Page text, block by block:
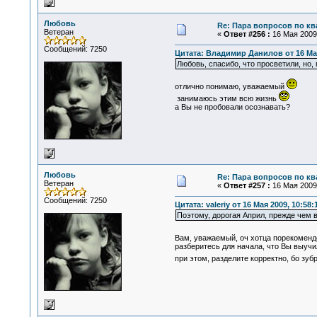
Любовь
Ветеран
Сообщений: 7250
Re: Пара вопросов по
« Ответ #256 : 16 Мая
Цитата: Владимир Данилов от 16
Любовь, спасибо, что просветили,
отлично понимаю, уважаемый
занимаюсь этим всю жизнь
а Вы не пробовали осознавать?
Любовь
Ветеран
Сообщений: 7250
Re: Пара вопросов по
« Ответ #257 : 16 Мая
Цитата: valeriy от 16 Мая 2009,
Поэтому, дорогая Април, прежде чем
Вам, уважаемый, оч хотца
разберитесь для начала, что Вы
при этом, разделите корректно, бо